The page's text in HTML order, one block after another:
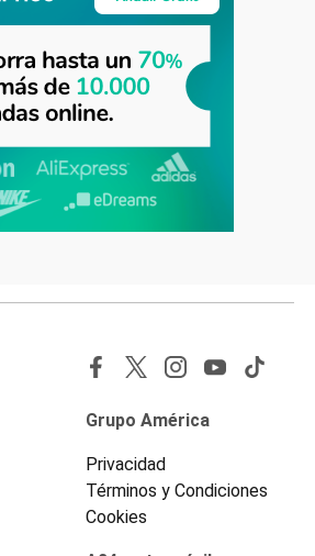
Grupo América
Privacidad
Términos y Condiciones
Cookies